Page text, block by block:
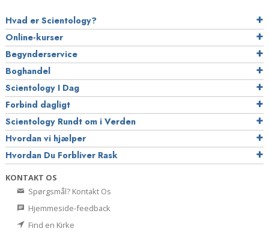
Hvad er Scientology?
Online-kurser
Begynderservice
Boghandel
Scientology I Dag
Forbind dagligt
Scientology Rundt om i Verden
Hvordan vi hjælper
Hvordan Du Forbliver Rask
KONTAKT OS
Spørgsmål? Kontakt Os
Hjemmeside-feedback
Find en Kirke